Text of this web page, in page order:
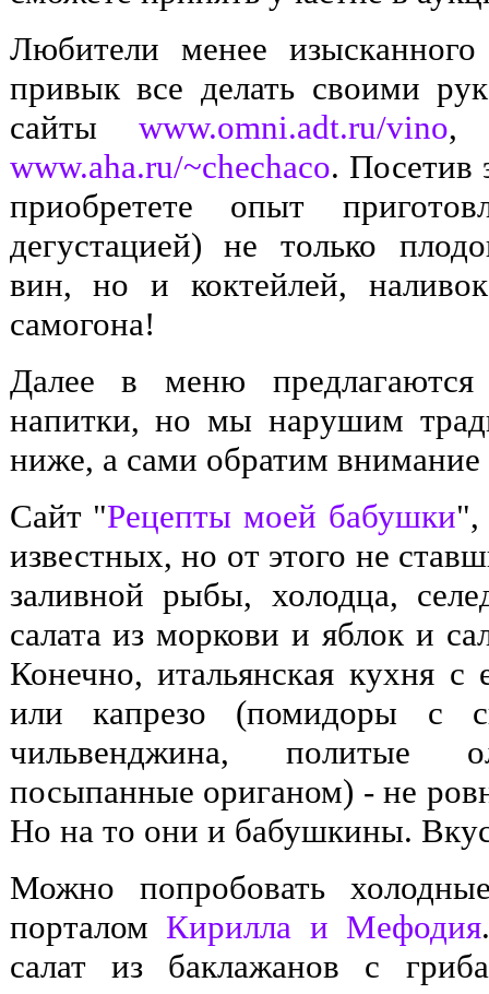
Любители менее
привык все делать своими
сайты www.omni.adt.ru/vino
www.aha.ru/~chechaco. Посетив
приобретете опыт
дегустацией) не только
вин, но и коктейлей,
самогона!
Далее в меню предлагаются
напитки, но мы нарушим
ниже, а сами обратим внимание
Сайт "Рецепты моей бабушки",
известных, но от этого не
заливной рыбы, холодца,
салата из моркови и яблок и
Конечно, итальянская кухня с
или капрезо (помидоры с
чильвенджина, политые
посыпанные ориганом) - не
Но на то они и бабушкины.
Можно попробовать
порталом Кирилла и Мефодия
салат из баклажанов с